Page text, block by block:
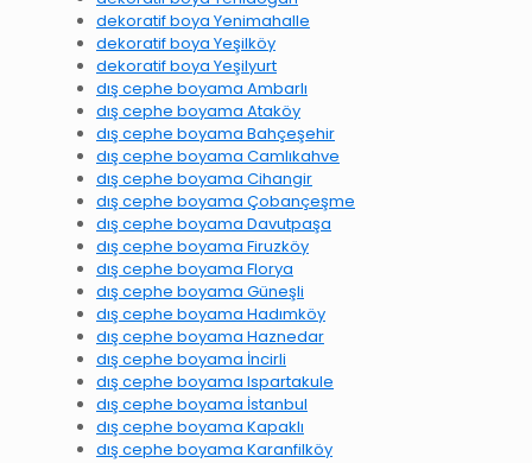
dekoratif boya Yenimahalle
dekoratif boya Yeşilköy
dekoratif boya Yeşilyurt
dış cephe boyama Ambarlı
dış cephe boyama Ataköy
dış cephe boyama Bahçeşehir
dış cephe boyama Camlıkahve
dış cephe boyama Cihangir
dış cephe boyama Çobançeşme
dış cephe boyama Davutpaşa
dış cephe boyama Firuzköy
dış cephe boyama Florya
dış cephe boyama Güneşli
dış cephe boyama Hadımköy
dış cephe boyama Haznedar
dış cephe boyama İncirli
dış cephe boyama Ispartakule
dış cephe boyama İstanbul
dış cephe boyama Kapaklı
dış cephe boyama Karanfilköy